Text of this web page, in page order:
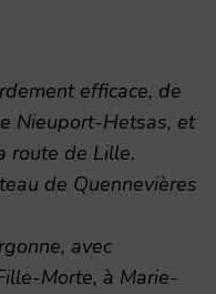
efficace, de
Nieuport-Hetsas, et
route de Lille.
de Quennevières
avec
Morte, à Marie-